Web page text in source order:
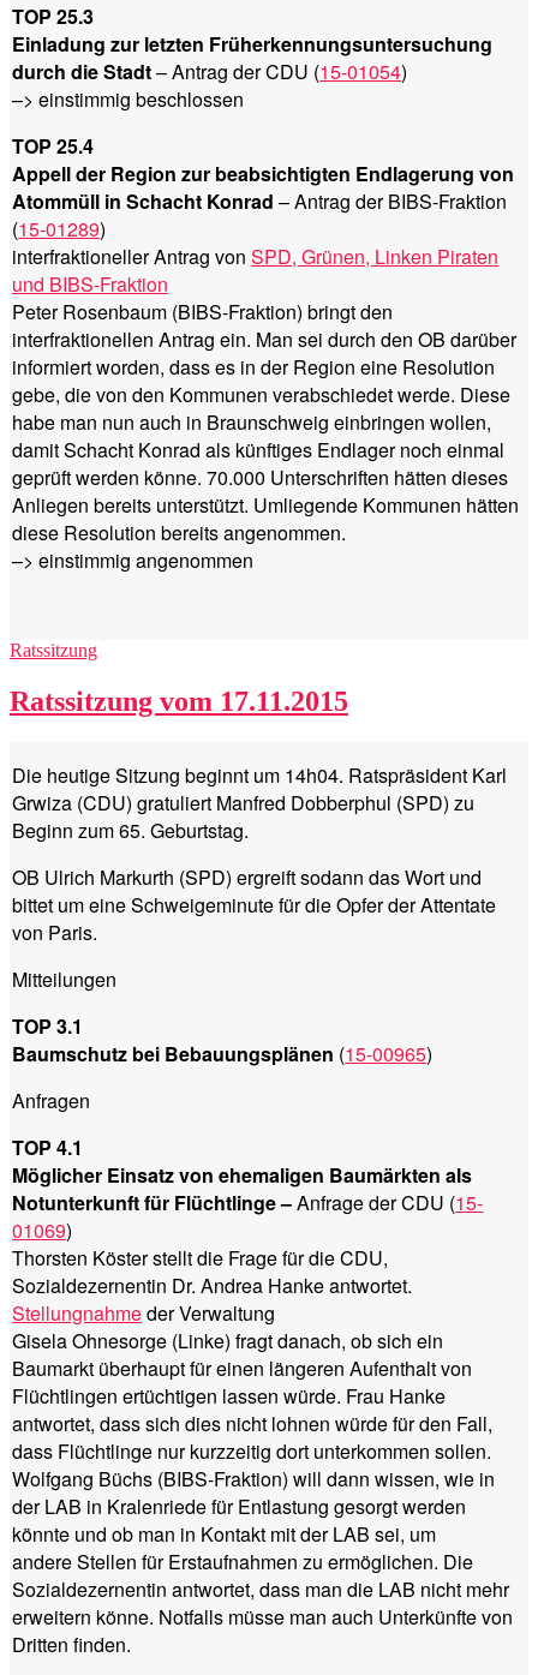
TOP 25.3
Einladung zur letzten Früherkennungsuntersuchung
durch die Stadt– Antrag der CDU (15-01054)
–> einstimmig beschlossen
TOP 25.4
Appell der Region zur beabsichtigten Endlagerung von
Atommüll in Schacht Konrad – Antrag der BIBS-Fraktion
(15-01289)
interfraktioneller Antrag vonSPD, Grünen, Linken Piraten
und BIBS-Fraktion
Peter Rosenbaum (BIBS-Fraktion) bringt den
interfraktionellen Antrag ein. Man sei durch den OB darüber
informiert worden, dass es in der Region eine Resolution
gebe, die von den Kommunen verabschiedet werde. Diese
habe man nun auch in Braunschweig einbringen wollen,
damit Schacht Konrad als künftiges Endlager noch einmal
geprüft werden könne. 70.000 Unterschriften hätten dieses
Anliegen bereits unterstützt. Umliegende Kommunen hätten
diese Resolution bereits angenommen.
–> einstimmig angenommen
Kategorien
Ratssitzung
Ratssitzung vom 17.11.2015
Die heutige Sitzung beginnt um 14h04. Ratspräsident Karl
Grwiza (CDU) gratuliert Manfred Dobberphul (SPD) zu
Beginn zum 65. Geburtstag.
OB Ulrich Markurth (SPD) ergreift sodann das Wort und
bittet um eine Schweigeminute für die Opfer der Attentate
von Paris.
Mitteilungen
TOP 3.1
Baumschutz bei Bebauungsplänen (15-00965)
Anfragen
TOP 4.1
Möglicher Einsatz von ehemaligen Baumärkten als
Notunterkunft für Flüchtlinge –Anfrage der CDU (15-
01069)
Thorsten Köster stellt die Frage für die CDU,
Sozialdezernentin Dr. Andrea Hanke antwortet.
Stellungnahmeder Verwaltung
Gisela Ohnesorge (Linke) fragt danach, ob sich ein
Baumarkt überhaupt für einen längeren Aufenthalt von
Flüchtlingen ertüchtigen lassen würde. Frau Hanke
antwortet, dass sich dies nicht lohnen würde für den Fall,
dass Flüchtlinge nur kurzzeitig dort unterkommen sollen.
Wolfgang Büchs (BIBS-Fraktion) will dann wissen, wie in
der LAB in Kralenriede für Entlastung gesorgt werden
könnte und ob man in Kontakt mit der LAB sei, um
andere Stellen für Erstaufnahmen zu ermöglichen. Die
Sozialdezernentin antwortet, dass man die LAB nicht mehr
erweitern könne. Notfalls müsse man auch Unterkünfte von
Dritten finden.